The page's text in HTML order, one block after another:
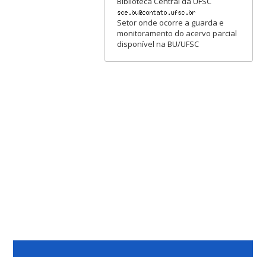
Setor onde ocorre a guarda e
monitoramento do acervo parcial
disponível na BU/UFSC